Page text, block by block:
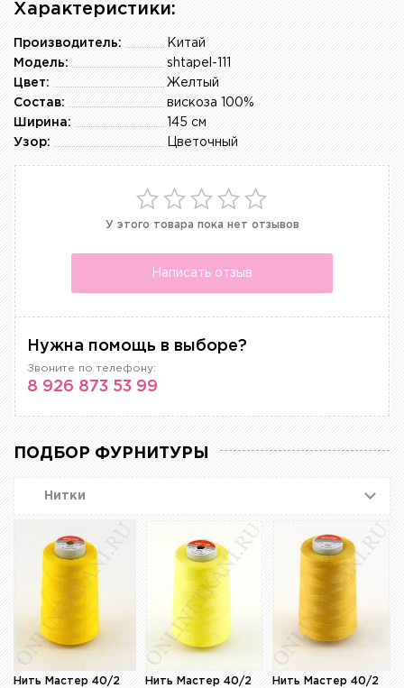
Характеристики:
Китай
Производитель:
shtapel-111
Модель:
Желтый
Цвет:
вискоза 100%
Состав:
145 см
Ширина:
Цветочный
Узор:
У этого товара пока нет отзывов
Написать отзыв
Нужна помощь в выборе?
Звоните по телефону:
8 926 873 53 99
ПОДБОР ФУРНИТУРЫ
Нитки
Нить Мастер 40/2 Нить Мастер 40/2 Нить Мастер 40/2